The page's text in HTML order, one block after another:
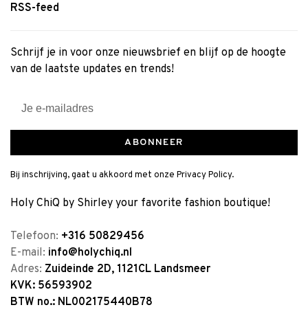
RSS-feed
Schrijf je in voor onze nieuwsbrief en blijf op de hoogte
van de laatste updates en trends!
ABONNEER
Bij inschrijving, gaat u akkoord met onze Privacy Policy.
Holy ChiQ by Shirley your favorite fashion boutique!
Telefoon: +316 50829456
E-mail: info@holychiq.nl
Adres: Zuideinde 2D, 1121CL Landsmeer
KVK: 56593902
BTW no.: NL002175440B78